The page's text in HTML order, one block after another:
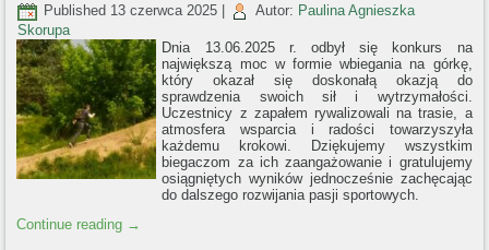
Published 13 czerwca 2025 Autor: Paulina Agnieszka
Skorupa
Dnia 13.06.2025 r. odbył się konkurs na
największą moc w formie wbiegania na górkę,
który okazał się doskonałą okazją do
sprawdzenia swoich sił i wytrzymałości.
Uczestnicy z zapałem rywalizowali na trasie, a
atmosfera wsparcia i radości towarzyszyła
każdemu krokowi. Dziękujemy wszystkim
biegaczom za ich zaangażowanie i gratulujemy
osiągniętych wyników jednocześnie zachęcając
do dalszego rozwijania pasji sportowych.
Continue reading →